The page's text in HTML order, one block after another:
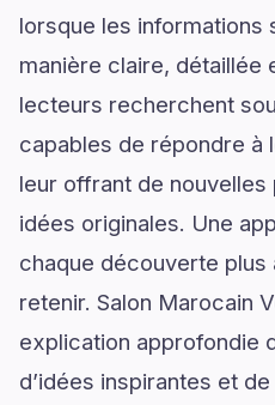
lorsque les informations
manière claire, détaillée
lecteurs recherchent
capables de répondre à
leur offrant de
idées originales. Une
chaque découverte
retenir. Salon Marocain
explication approfondie
d’idées inspirantes et